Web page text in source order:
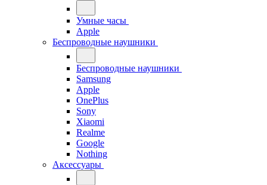
Умные часы
Apple
Беспроводные наушники
Беспроводные наушники
Samsung
Apple
OnePlus
Sony
Xiaomi
Realme
Google
Nothing
Аксессуары